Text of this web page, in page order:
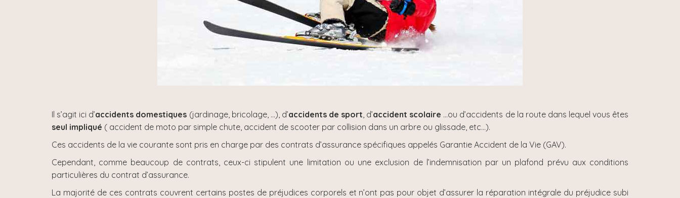
Il s’agit ici d’accidents domestiques (jardinage, bricolage, …), d’accidents de sport, d’accident scolaire …ou d’accidents de la route dans lequel vous êtes
seul impliqué ( accident de moto par simple chute, accident de scooter par collision dans un arbre ou glissade, etc…).
Ces accidents de la vie courante sont pris en charge par des contrats d’assurance spécifiques appelés Garantie Accident de la Vie (GAV).
Cependant, comme beaucoup de contrats, ceux-ci stipulent une limitation ou une exclusion de l’indemnisation par un plafond prévu aux conditions
particulières du contrat d’assurance.
La majorité de ces contrats couvrent certains postes de préjudices corporels et n’ont pas pour objet d’assurer la réparation intégrale du préjudice subi